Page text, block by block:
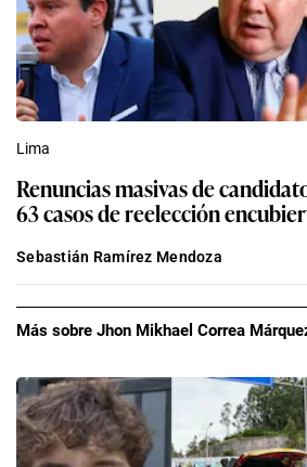
Lima
Renuncias masivas de
63 casos de reelección
Sebastián Ramírez Mendoza
Más sobre Jhon Mikhael Correa